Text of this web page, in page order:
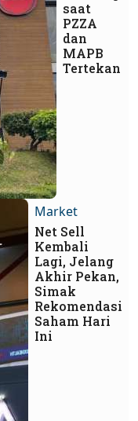
saat
PZZA
dan
MAPB
Tertekan
Market
Net Sell
Kembali
Lagi, Jelang
Akhir Pekan,
Simak
Rekomendasi
Saham Hari
Ini